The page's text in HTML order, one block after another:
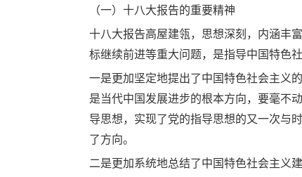
（一）十八大报告的重要精神
十八大报告高屋建瓴，思想深刻，内涵丰
标继续前进等重大问题，是指导中国特色
一是更加坚定地提出了中国特色社会主义
是当代中国发展进步的根本方向，要毫不
导思想，实现了党的指导思想的又一次与
了方向。
二是更加系统地总结了中国特色社会主义